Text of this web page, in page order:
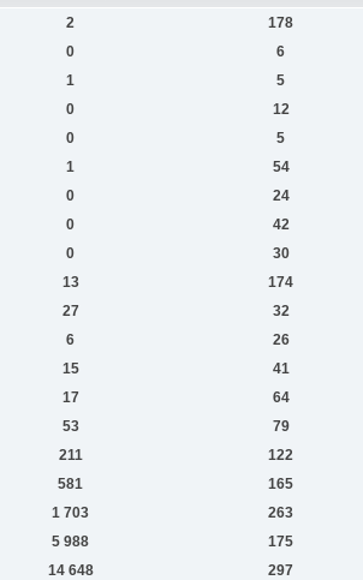
2 178
0 6
1 5
0 12
0 5
1 54
0 24
0 42
0 30
13 174
27 32
6 26
15 41
17 64
53 79
211 122
581 165
1 703 263
5 988 175
14 648 297